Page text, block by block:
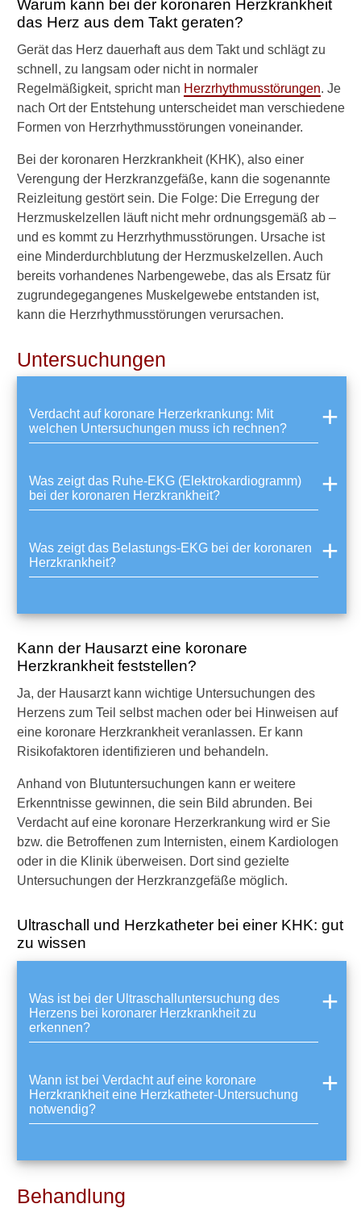
Warum kann bei der koronaren Herzkrankheit
das Herz aus dem Takt geraten?
Gerät das Herz dauerhaft aus dem Takt und schlägt zu
schnell, zu langsam oder nicht in normaler
Regelmäßigkeit, spricht man Herzrhythmusstörungen. Je
nach Ort der Entstehung unterscheidet man verschiedene
Formen von Herzrhythmusstörungen voneinander.
Bei der koronaren Herzkrankheit (KHK), also einer
Verengung der Herzkranzgefäße, kann die sogenannte
Reizleitung gestört sein. Die Folge: Die Erregung der
Herzmuskelzellen läuft nicht mehr ordnungsgemäß ab –
und es kommt zu Herzrhythmusstörungen. Ursache ist
eine Minderdurchblutung der Herzmuskelzellen. Auch
bereits vorhandenes Narbengewebe, das als Ersatz für
zugrundegegangenes Muskelgewebe entstanden ist,
kann die Herzrhythmusstörungen verursachen.
Untersuchungen
Verdacht auf koronare Herzerkrankung: Mit
welchen Untersuchungen muss ich rechnen?
Was zeigt das Ruhe-EKG (Elektrokardiogramm)
bei der koronaren Herzkrankheit?
Was zeigt das Belastungs-EKG bei der koronaren
Herzkrankheit?
Kann der Hausarzt eine koronare
Herzkrankheit feststellen?
Ja, der Hausarzt kann wichtige Untersuchungen des
Herzens zum Teil selbst machen oder bei Hinweisen auf
eine koronare Herzkrankheit veranlassen. Er kann
Risikofaktoren identifizieren und behandeln.
Anhand von Blutuntersuchungen kann er weitere
Erkenntnisse gewinnen, die sein Bild abrunden. Bei
Verdacht auf eine koronare Herzerkrankung wird er Sie
bzw. die Betroffenen zum Internisten, einem Kardiologen
oder in die Klinik überweisen. Dort sind gezielte
Untersuchungen der Herzkranzgefäße möglich.
Ultraschall und Herzkatheter bei einer KHK: gut
zu wissen
Was ist bei der Ultraschalluntersuchung des
Herzens bei koronarer Herzkrankheit zu
erkennen?
Wann ist bei Verdacht auf eine koronare
Herzkrankheit eine Herzkatheter-Untersuchung
notwendig?
Behandlung
s
e
d
t
e
H
a
u
s
t
a
m
m
e
e
u
g
e
h
ü
t
r
H
u
p
t
s
t
a
m
m
?
V
r
n
g
e
r
z
f
ä
ß
W
s